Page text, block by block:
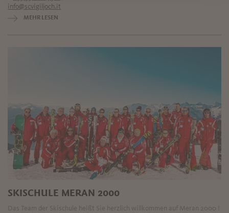
info@scvigiljoch.it
MEHR LESEN
SKISCHULE MERAN 2000
Das Team der Skischule heißt Sie herzlich willkommen auf Meran 2000 !